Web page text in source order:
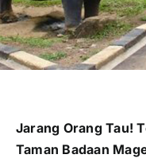
Publikasi
Peta Wisata
Jarang Orang Tau!
Taman Badaan